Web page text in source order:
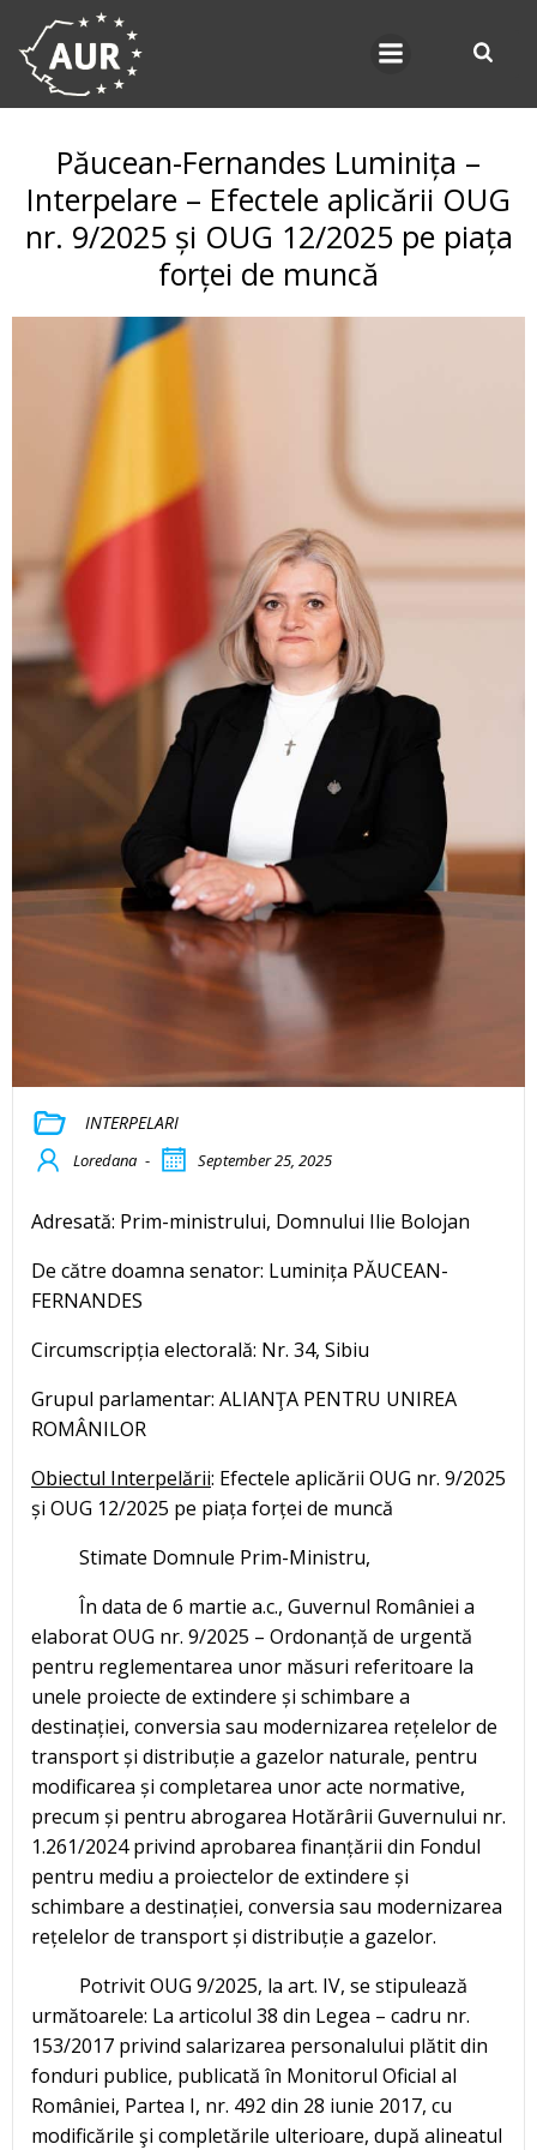
Păucean-Fernandes Luminița –
Interpelare – Efectele aplicării OUG
nr. 9/2025 și OUG 12/2025 pe piața
forței de muncă
INTERPELARI
Loredana - September 25, 2025
Adresată: Prim-ministrului, Domnului Ilie Bolojan
De către doamna senator: Luminița PĂUCEAN-
FERNANDES
Circumscripția electorală: Nr. 34, Sibiu
Grupul parlamentar: ALIANŢA PENTRU UNIREA
ROMÂNILOR
Obiectul Interpelării: Efectele aplicării OUG nr. 9/2025
și OUG 12/2025 pe piața forței de muncă
Stimate Domnule Prim-Ministru,
În data de 6 martie a.c., Guvernul României a
elaborat OUG nr. 9/2025 – Ordonanță de urgentă
pentru reglementarea unor măsuri referitoare la
unele proiecte de extindere și schimbare a
destinației, conversia sau modernizarea rețelelor de
transport și distribuție a gazelor naturale, pentru
modificarea și completarea unor acte normative,
precum și pentru abrogarea Hotărârii Guvernului nr.
1.261/2024 privind aprobarea finanțării din Fondul
pentru mediu a proiectelor de extindere și
schimbare a destinației, conversia sau modernizarea
rețelelor de transport și distribuție a gazelor.
Potrivit OUG 9/2025, la art. IV, se stipulează
următoarele: La articolul 38 din Legea – cadru nr.
153/2017 privind salarizarea personalului plătit din
fonduri publice, publicată în Monitorul Oficial al
României, Partea I, nr. 492 din 28 iunie 2017, cu
modificările şi completările ulterioare, după alineatul